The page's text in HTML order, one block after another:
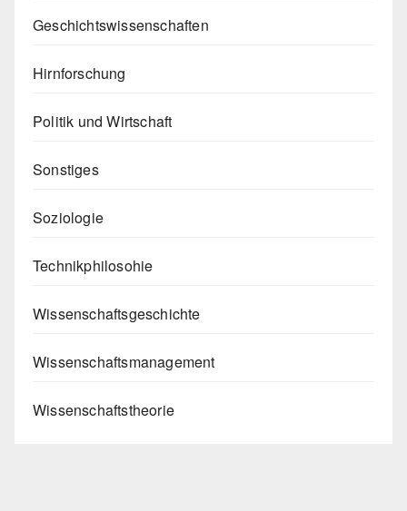
Geschichtswissenschaften
Hirnforschung
Politik und Wirtschaft
Sonstiges
Soziologie
Technikphilosohie
Wissenschaftsgeschichte
Wissenschaftsmanagement
Wissenschaftstheorie